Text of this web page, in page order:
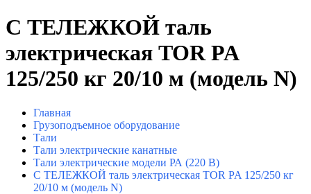
С ТЕЛЕЖКОЙ таль
электрическая TOR PA
125/250 кг 20/10 м (модель N)
Главная
Грузоподъемное оборудование
Тали
Тали электрические канатные
Тали электрические модели РА (220 В)
С ТЕЛЕЖКОЙ таль электрическая TOR PA 125/250 кг
20/10 м (модель N)